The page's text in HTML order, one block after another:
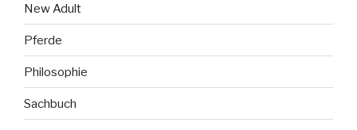
New Adult
Pferde
Philosophie
Sachbuch